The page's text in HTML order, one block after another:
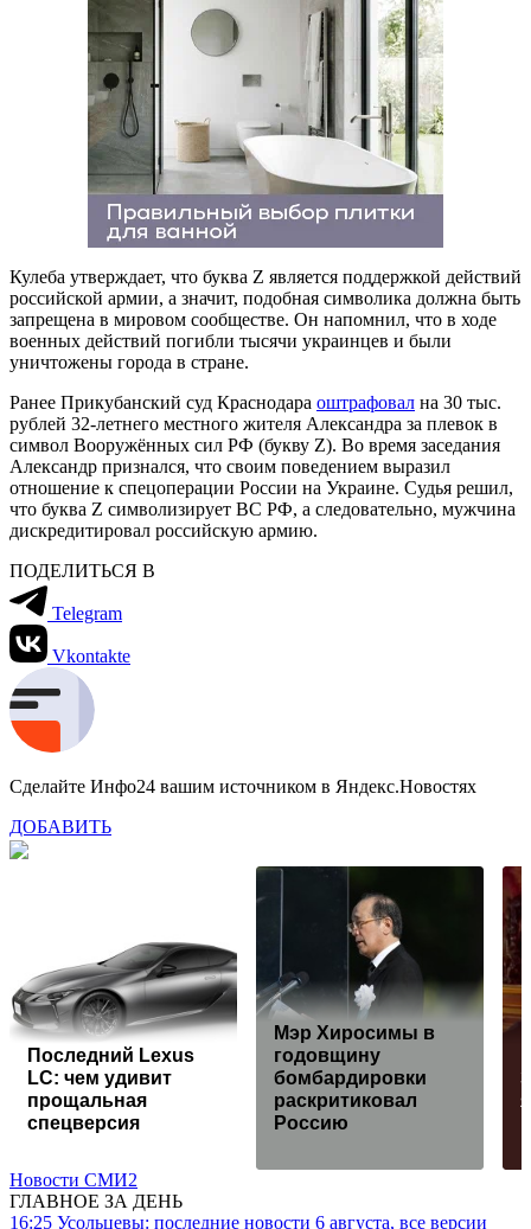
Кулеба утверждает, что буква Z является поддержкой действий
российской армии, а значит, подобная символика должна быть
запрещена в мировом сообществе. Он напомнил, что в ходе
военных действий погибли тысячи украинцев и были
уничтожены города в стране.
Ранее Прикубанский суд Краснодара оштрафовал на 30 тыс.
рублей 32-летнего местного жителя Александра за плевок в
символ Вооружённых сил РФ (букву Z). Во время заседания
Александр признался, что своим поведением выразил
отношение к спецоперации России на Украине. Судья решил,
что буква Z символизирует ВС РФ, а следовательно, мужчина
дискредитировал российскую армию.
ПОДЕЛИТЬСЯ В
Telegram
Vkontakte
Сделайте Инфо24 вашим источником в Яндекс.Новостях
ДОБАВИТЬ
Последний Lexus
LC: чем удивит
прощальная
спецверсия
Мэр Хиросимы в
годовщину
бомбардировки
раскритиковал
Россию
Новости СМИ2
ГЛАВНОЕ ЗА ДЕНЬ
16:25 Усольцевы: последние новости 6 августа, все версии